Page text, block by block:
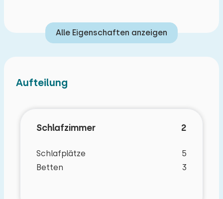
Alle Eigenschaften anzeigen
Aufteilung
Schlafzimmer 2
Schlafplätze
5
Betten
3